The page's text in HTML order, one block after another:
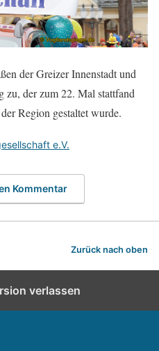
der Greizer Innenstadt und
zu, der zum 22. Mal stattfand
Region gestaltet wurde.
e.V.
Kommentar
Zurück nach oben
verlassen